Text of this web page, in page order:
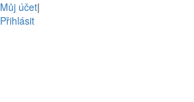
Můj účet|
Přihlásit